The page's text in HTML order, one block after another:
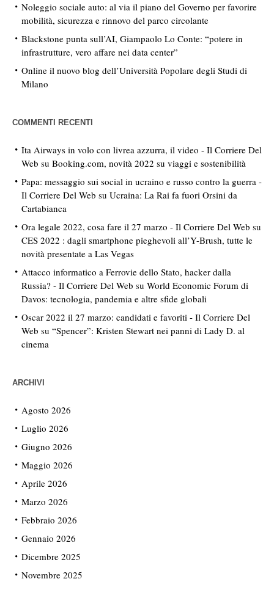
Noleggio sociale auto: al via il piano del Governo per favorire
mobilità, sicurezza e rinnovo del parco circolante
Blackstone punta sull’AI, Giampaolo Lo Conte: “potere in
infrastrutture, vero affare nei data center”
Online il nuovo blog dell’Università Popolare degli Studi di
Milano
COMMENTI RECENTI
Ita Airways in volo con livrea azzurra, il video - Il Corriere Del
Web su Booking.com, novità 2022 su viaggi e sostenibilità
Papa: messaggio sui social in ucraino e russo contro la guerra -
Il Corriere Del Web su Ucraina: La Rai fa fuori Orsini da
Cartabianca
Ora legale 2022, cosa fare il 27 marzo - Il Corriere Del Web su
CES 2022 : dagli smartphone pieghevoli all’Y-Brush, tutte le
novità presentate a Las Vegas
Attacco informatico a Ferrovie dello Stato, hacker dalla
Russia? - Il Corriere Del Web su World Economic Forum di
Davos: tecnologia, pandemia e altre sfide globali
Oscar 2022 il 27 marzo: candidati e favoriti - Il Corriere Del
Web su “Spencer”: Kristen Stewart nei panni di Lady D. al
cinema
ARCHIVI
Agosto 2026
Luglio 2026
Giugno 2026
Maggio 2026
Aprile 2026
Marzo 2026
Febbraio 2026
Gennaio 2026
Dicembre 2025
Novembre 2025